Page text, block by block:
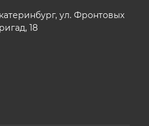
ул. Фронтовых
18